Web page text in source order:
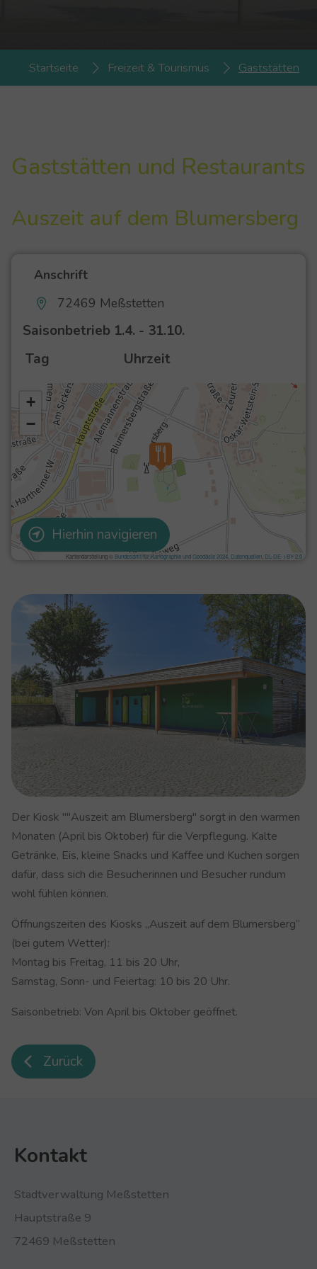
Startseite Freizeit & Tourismus Gaststätten
Gaststätten und Restaurants
Auszeit auf dem Blumersberg
Anschrift
72469 Meßstetten
Saisonbetrieb 1.4. - 31.10.
Tag
Uhrzeit
Hierhin navigieren
Der Kiosk ""Auszeit am Blumersberg" sorgt in den warmen
Monaten (April bis Oktober) für die Verpflegung. Kalte
Getränke, Eis, kleine Snacks und Kaffee und Kuchen sorgen
dafür, dass sich die Besucherinnen und Besucher rundum
wohl fühlen können.
Öffnungszeiten des Kiosks „Auszeit auf dem Blumersberg”
(bei gutem Wetter):
Montag bis Freitag, 11 bis 20 Uhr,
Samstag, Sonn- und Feiertag: 10 bis 20 Uhr.
Saisonbetrieb: Von April bis Oktober geöffnet.
Zurück
Kontakt
Stadtverwaltung Meßstetten
Hauptstraße 9
72469 Meßstetten